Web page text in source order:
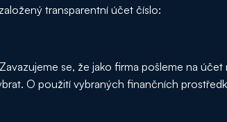
transparentní účet číslo:
se, že jako firma pošleme na účet
O použití vybraných finančních